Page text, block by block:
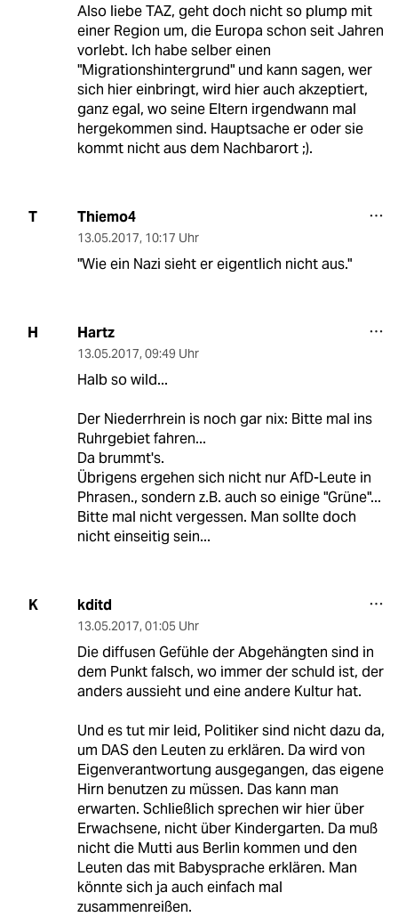
Also liebe TAZ, geht doch nicht so plump mit
einer Region um, die Europa schon seit Jahren
vorlebt. Ich habe selber einen
"Migrationshintergrund" und kann sagen, wer
sich hier einbringt, wird hier auch akzeptiert,
ganz egal, wo seine Eltern irgendwann mal
hergekommen sind. Hauptsache er oder sie
kommt nicht aus dem Nachbarort ;).
T Thiemo4
13.05.2017, 10:17 Uhr
"Wie ein Nazi sieht er eigentlich nicht aus."
H Hartz
13.05.2017, 09:49 Uhr
Halb so wild...
Der Niederrhrein is noch gar nix: Bitte mal ins
Ruhrgebiet fahren...
Da brummt's.
Übrigens ergehen sich nicht nur AfD-Leute in
Phrasen., sondern z.B. auch so einige "Grüne"...
Bitte mal nicht vergessen. Man sollte doch
nicht einseitig sein...
K kditd
13.05.2017, 01:05 Uhr
Die diffusen Gefühle der Abgehängten sind in
dem Punkt falsch, wo immer der schuld ist, der
anders aussieht und eine andere Kultur hat.
Und es tut mir leid, Politiker sind nicht dazu da,
um DAS den Leuten zu erklären. Da wird von
Eigenverantwortung ausgegangen, das eigene
Hirn benutzen zu müssen. Das kann man
erwarten. Schließlich sprechen wir hier über
Erwachsene, nicht über Kindergarten. Da muß
nicht die Mutti aus Berlin kommen und den
Leuten das mit Babysprache erklären. Man
könnte sich ja auch einfach mal
zusammenreißen.